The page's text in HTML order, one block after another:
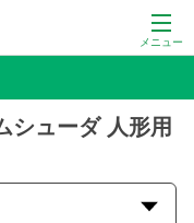
メニュー
シューダ 人形用